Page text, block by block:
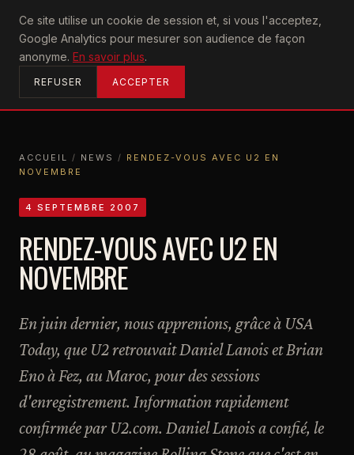
Ce site utilise un cookie de session et, si vous l'acceptez,
Google Analytics pour mesurer son audience de façon
anonyme. En savoir plus.
REFUSER ACCEPTER
U2achtung
ACCUEIL
ACCUEIL / NEWS / RENDEZ-VOUS AVEC U2 EN
NOVEMBRE
4 SEPTEMBRE 2007
RENDEZ-VOUS AVEC U2 EN
NOVEMBRE
En juin dernier, nous apprenions, grâce à USA
Today, que U2 retrouvait Daniel Lanois et Brian
Eno à Fez, au Maroc, pour des sessions
d'enregistrement. Information rapidement
confirmée par U2.com. Daniel Lanois a confié, le